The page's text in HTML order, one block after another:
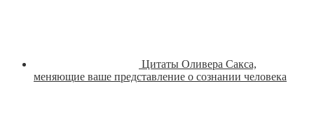
Цитаты Оливера Сакса,
меняющие ваше представление о сознании человека